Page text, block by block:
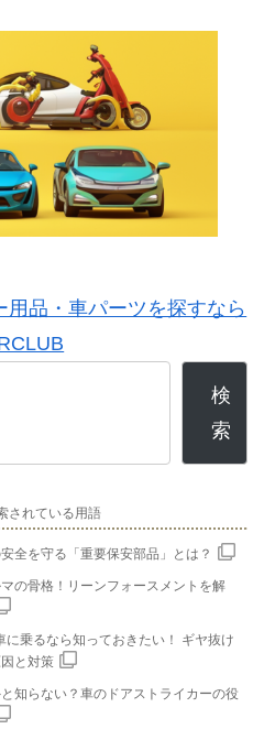
用品・車パーツを探すなら
検
索
されている用語
全を守る「重要保安部品」とは？
の骨格！リーンフォースメントを解
に乗るなら知っておきたい！ ギヤ抜け
と対策
知らない？車のドアストライカーの役